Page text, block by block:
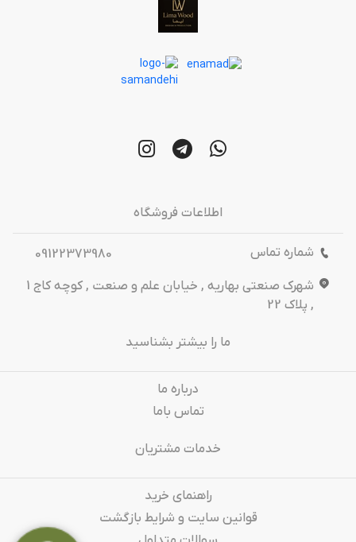
اطلاعات فروشگاه
شماره تماس
09122373980
شهرک صنعتی بهاریه , خیابان علم و صنعت , کوچه کاج 1
, پلاک 22
ما را بیشتر بشناسید
درباره‌ ما
تماس باما
خدمات مشتریان
راهنمای خرید
قوانین سایت و شرایط بازگشت